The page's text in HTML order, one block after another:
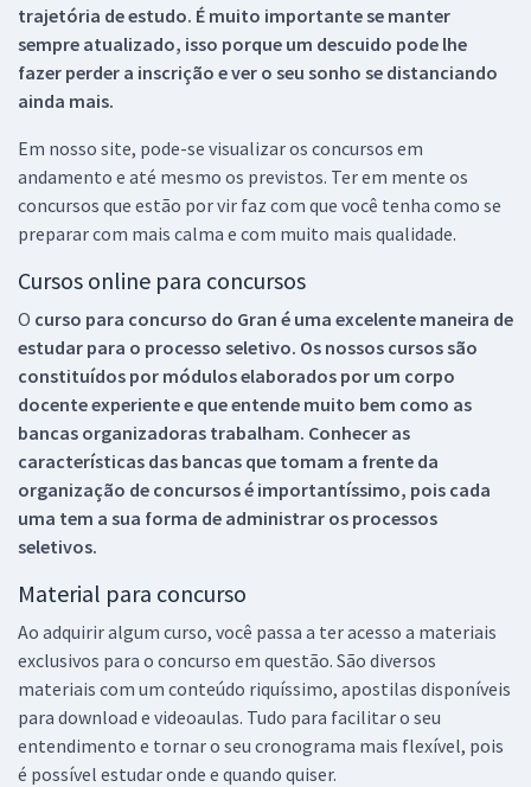
trajetória de estudo. É muito importante se manter
sempre atualizado, isso porque um descuido pode lhe
fazer perder a inscrição e ver o seu sonho se distanciando
ainda mais.
Em nosso site, pode-se visualizar os concursos em
andamento e até mesmo os previstos. Ter em mente os
concursos que estão por vir faz com que você tenha como se
preparar com mais calma e com muito mais qualidade.
Cursos online para concursos
O curso para concurso do Gran é uma excelente maneira de
estudar para o processo seletivo. Os nossos cursos são
constituídos por módulos elaborados por um corpo
docente experiente e que entende muito bem como as
bancas organizadoras trabalham. Conhecer as
características das bancas que tomam a frente da
organização de concursos é importantíssimo, pois cada
uma tem a sua forma de administrar os processos
seletivos.
Material para concurso
Ao adquirir algum curso, você passa a ter acesso a materiais
exclusivos para o concurso em questão. São diversos
materiais com um conteúdo riquíssimo, apostilas disponíveis
para download e videoaulas. Tudo para facilitar o seu
entendimento e tornar o seu cronograma mais flexível, pois
é possível estudar onde e quando quiser.